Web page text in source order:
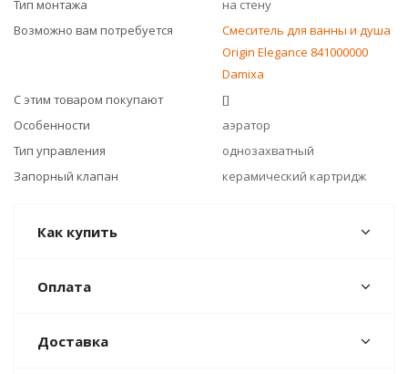
Тип монтажа
на стену
Возможно вам потребуется
Смеситель для ванны и душа
Origin Elegance 841000000
Damixa
С этим товаром покупают
[]
Особенности
аэратор
Тип управления
однозахватный
Запорный клапан
керамический картридж
Как купить
Оплата
Доставка